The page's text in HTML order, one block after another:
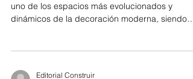
uno de los espacios más evolucionados y
dinámicos de la decoración moderna, siendo
Editorial Construir